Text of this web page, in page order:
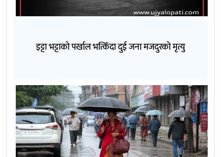
इट्टा भट्टाको पर्खाल भत्किँदा दुई जना मजदुरको मृत्यु